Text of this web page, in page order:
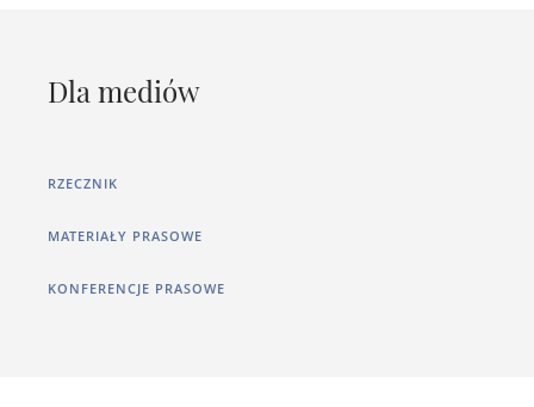
Dla mediów
RZECZNIK
MATERIAŁY PRASOWE
KONFERENCJE PRASOWE